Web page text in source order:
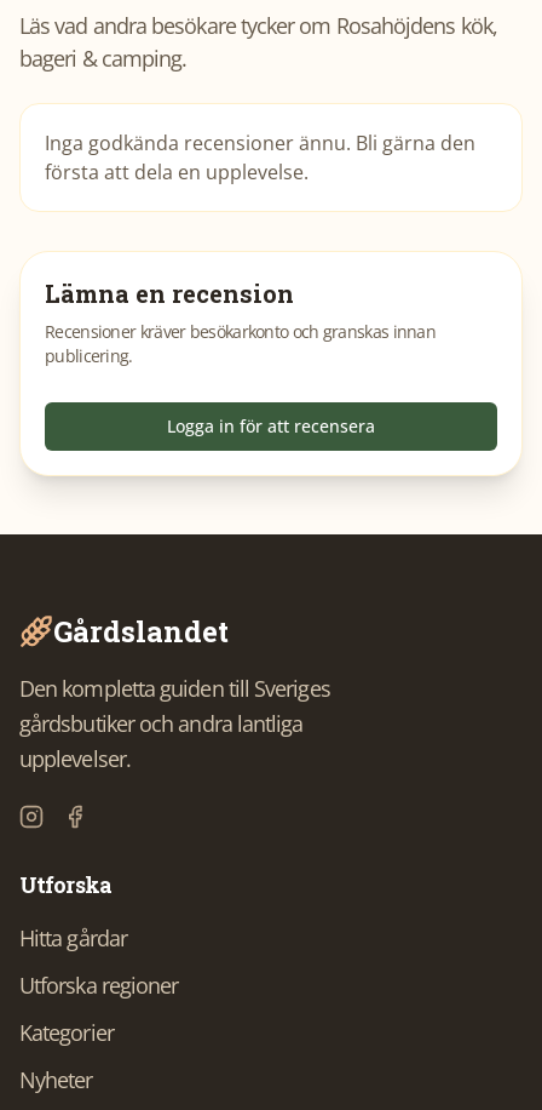
Läs vad andra besökare tycker om Rosahöjdens kök,
bageri & camping.
Inga godkända recensioner ännu. Bli gärna den
första att dela en upplevelse.
Lämna en recension
Recensioner kräver besökarkonto och granskas innan
publicering.
Logga in för att recensera
Gårdslandet
Den kompletta guiden till Sveriges
gårdsbutiker och andra lantliga
upplevelser.
Utforska
Hitta gårdar
Utforska regioner
Kategorier
Nyheter